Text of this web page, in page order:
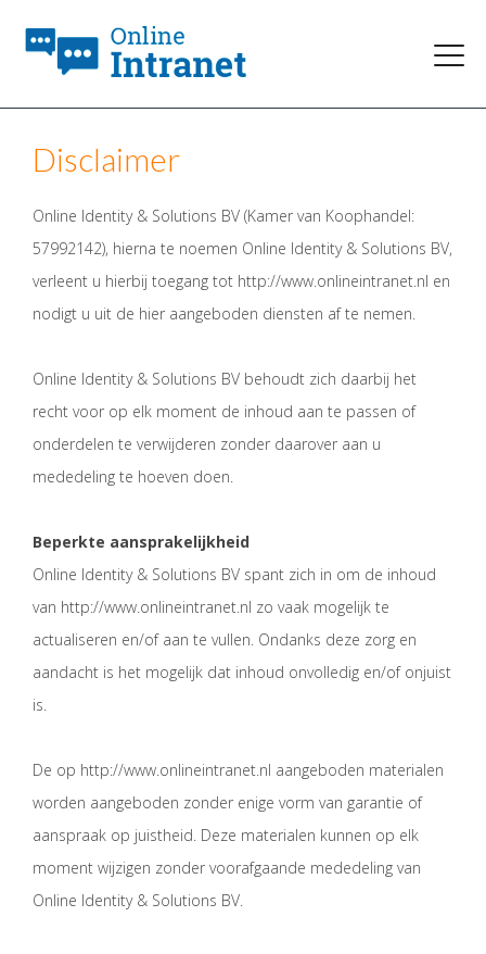
Disclaimer
Online Identity & Solutions BV (Kamer van Koophandel:
57992142), hierna te noemen Online Identity & Solutions BV,
verleent u hierbij toegang tot http://www.onlineintranet.nl en
nodigt u uit de hier aangeboden diensten af te nemen.
Online Identity & Solutions BV behoudt zich daarbij het
recht voor op elk moment de inhoud aan te passen of
onderdelen te verwijderen zonder daarover aan u
mededeling te hoeven doen.
Beperkte aansprakelijkheid
Online Identity & Solutions BV spant zich in om de inhoud
van http://www.onlineintranet.nl zo vaak mogelijk te
actualiseren en/of aan te vullen. Ondanks deze zorg en
aandacht is het mogelijk dat inhoud onvolledig en/of onjuist
is.
De op http://www.onlineintranet.nl aangeboden materialen
worden aangeboden zonder enige vorm van garantie of
aanspraak op juistheid. Deze materialen kunnen op elk
moment wijzigen zonder voorafgaande mededeling van
Online Identity & Solutions BV.